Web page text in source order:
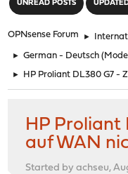
UNREAD POSTS
OPNsense Forum ►
► German - Deutsch
► HP Proliant DL380 G7 -
HP Proliant
auf WAN
Started by achseu,